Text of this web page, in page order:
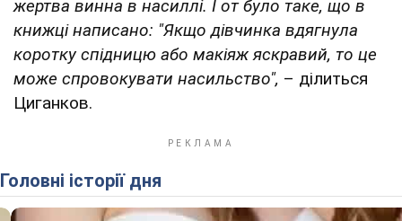
жертва винна в насиллі. І от було таке, що в
книжці написано: "Якщо дівчинка вдягнула
коротку спідницю або макіяж яскравий, то це
може спровокувати насильство", – ділиться
Циганков.
Головні історії дня